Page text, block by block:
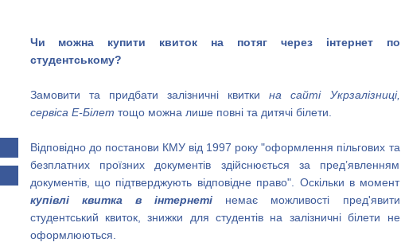
Чи можна купити квиток на потяг через інтернет по
студентському?
Замовити та придбати залізничні квиткина сайті Укрзалізниці,
сервіса Е-Білет тощо можна лише повні та дитячі білети.
Відповідно до постанови КМУ від 1997 року "оформлення пільгових та
безплатних проїзних документів здійснюється за пред’явленням
документів, що підтверджують відповідне право". Оскільки в момент
купівлі квитка в інтернеті немає можливості пред'явити
студентський квиток, знижки для студентів на залізничні білети не
оформлюються.